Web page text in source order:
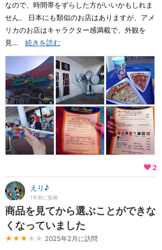
なので、時間帯をずらした方がいいかもしれま
せん。 日本にも類似のお店はありますが、アメ
リカのお店はキャラクター感満載で、外観を
見... 続きを読む
2
えり♪
1年前に投稿
商品を見てから選ぶことができな
くなっていました
★★★ ★★ 2025年2月に訪問